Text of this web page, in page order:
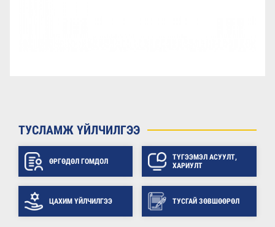
ТУСЛАМЖ ҮЙЛЧИЛГЭЭ
ӨРГӨДӨЛ ГОМДОЛ
ТҮГЭЭМЭЛ АСУУЛТ,
ХАРИУЛТ
ЦАХИМ ҮЙЛЧИЛГЭЭ ТУСГАЙ ЗӨВШӨӨРӨЛ